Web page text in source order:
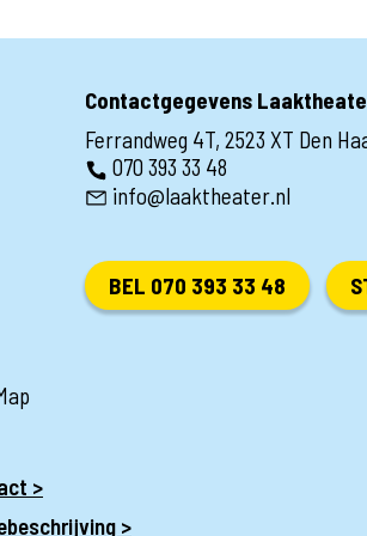
Contactgegevens
Ferrandweg 4T, 2523 XT Den
070 393 33 48
info@laaktheater.nl
BEL 070 393 33 48
>
>